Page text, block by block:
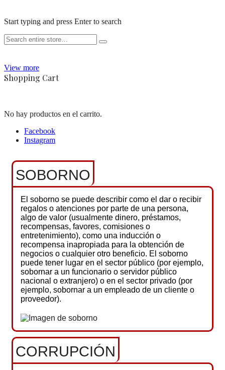
Start typing and press Enter to search
View more
Shopping Cart
No hay productos en el carrito.
Facebook
Instagram
SOBORNO
El soborno se puede describir como el dar o recibir
regalos o atenciones por parte de una persona,
algo de valor (usualmente dinero, préstamos,
recompensas, favores, comisiones o
entretenimiento), como una inducción o
recompensa inapropiada para la obtención de
negocios o cualquier otro beneficio. El soborno
puede tener lugar en el sector público (por ejemplo,
sobornar a un funcionario o servidor público
nacional o extranjero) o en el sector privado (por
ejemplo, sobornar a un empleado de un cliente o
proveedor).
CORRUPCIÓN